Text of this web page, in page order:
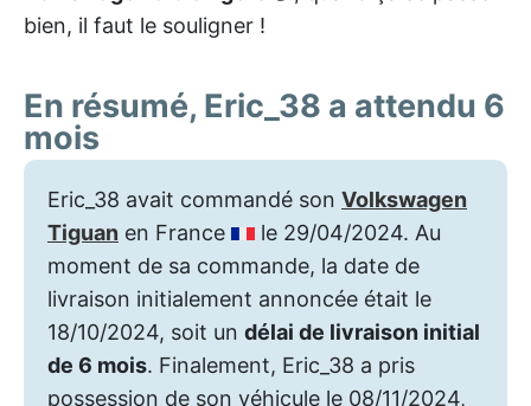
bien, il faut le souligner !
En résumé, Eric_38 a attendu 6
mois
Eric_38 avait commandé son Volkswagen
Tiguan en France
le 29/04/2024. Au
moment de sa commande, la date de
livraison initialement annoncée était le
18/10/2024, soit un délai de livraison initial
de 6 mois. Finalement, Eric_38 a pris
possession de son véhicule le 08/11/2024,